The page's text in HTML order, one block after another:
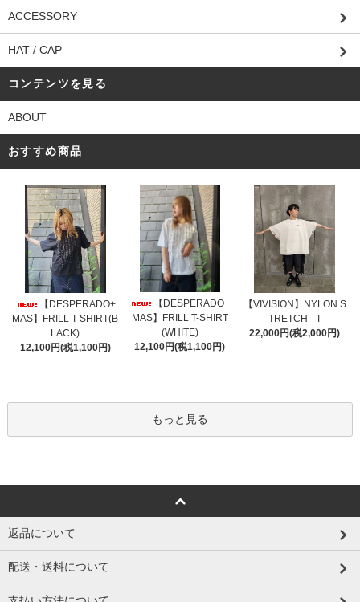
ACCESSORY
HAT / CAP
コンテンツを見る
ABOUT
おすすめ商品
【DESPERADO+
MAS】FRILL T-SHIRT(B
LACK)
12,100円(税1,100円)
【DESPERADO+
MAS】FRILL T-SHIRT
(WHITE)
12,100円(税1,100円)
【VIVISION】NYLON S
TRETCH - T
22,000円(税2,000円)
もっと見る
返品について
配送・送料について